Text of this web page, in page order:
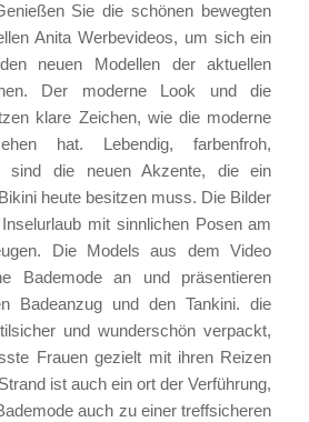
Sie die schönen bewegten
Anita Werbevideos, um sich ein
neuen Modellen der aktuellen
Der moderne Look und die
klare Zeichen, wie die moderne
hat. Lebendig, farbenfroh,
sind die neuen Akzente, die ein
heute besitzen muss. Die Bilder
mit sinnlichen Posen am
Die Models aus dem Video
Bademode an und präsentieren
Badeanzug und den Tankini. die
und wunderschön verpackt,
Frauen gezielt mit ihren Reizen
ist auch ein ort der Verführung,
auch zu einer treffsicheren